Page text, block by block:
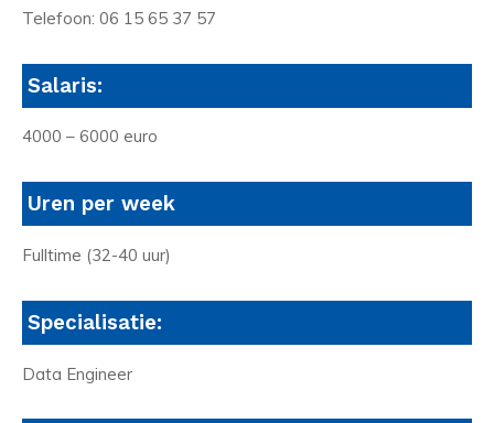
Telefoon: 06 15 65 37 57
Salaris:
4000 – 6000 euro
Uren per week
Fulltime (32-40 uur)
Specialisatie:
Data Engineer